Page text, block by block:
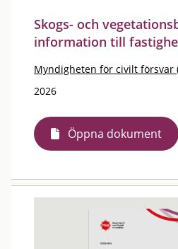
Skogs- och
information till
Myndigheten för civilt försvar
2026
Öppna dokument